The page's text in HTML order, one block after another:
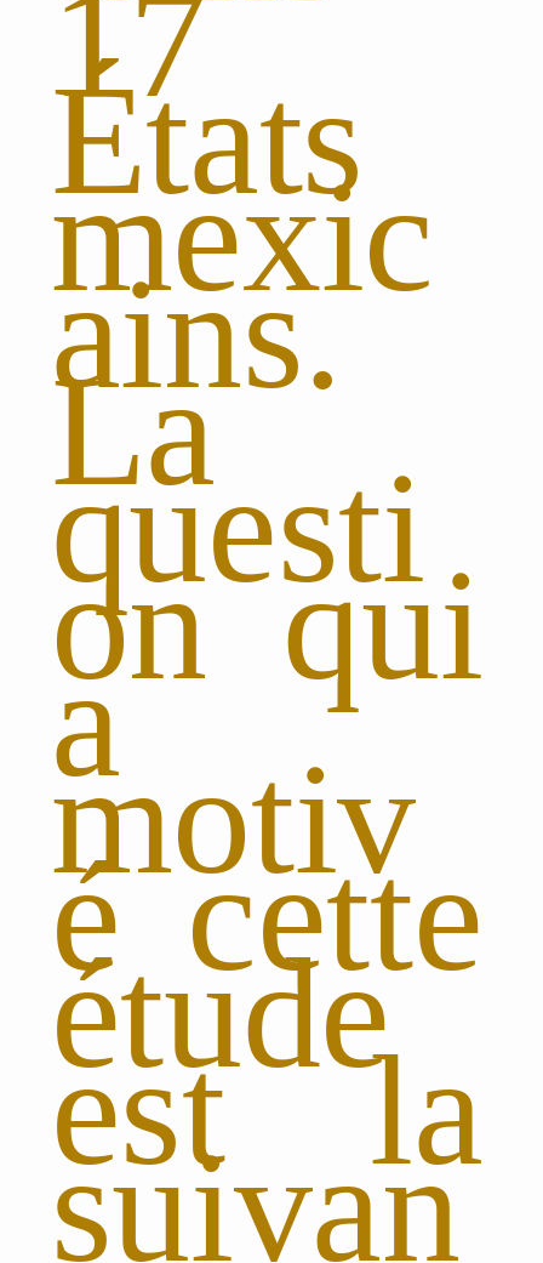
17
États
mexic
ains.
La
questi
on qui
a
motiv
é cette
étude
est la
suivan